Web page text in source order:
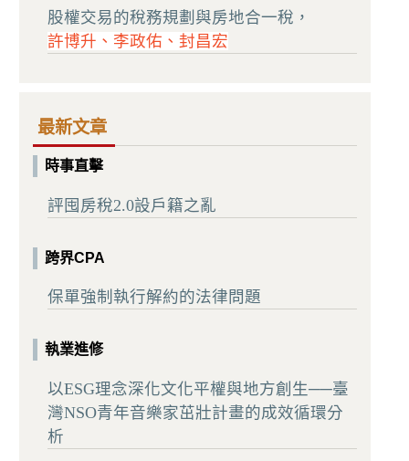
股權交易的稅務規劃與房地合一稅，
許博升、李政佑、封昌宏
最新文章
時事直擊
評囤房稅2.0設戶籍之亂
跨界CPA
保單強制執行解約的法律問題
執業進修
以ESG理念深化文化平權與地方創生──臺
灣NSO青年音樂家茁壯計畫的成效循環分
析